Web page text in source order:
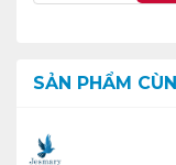
SẢN PHẨM